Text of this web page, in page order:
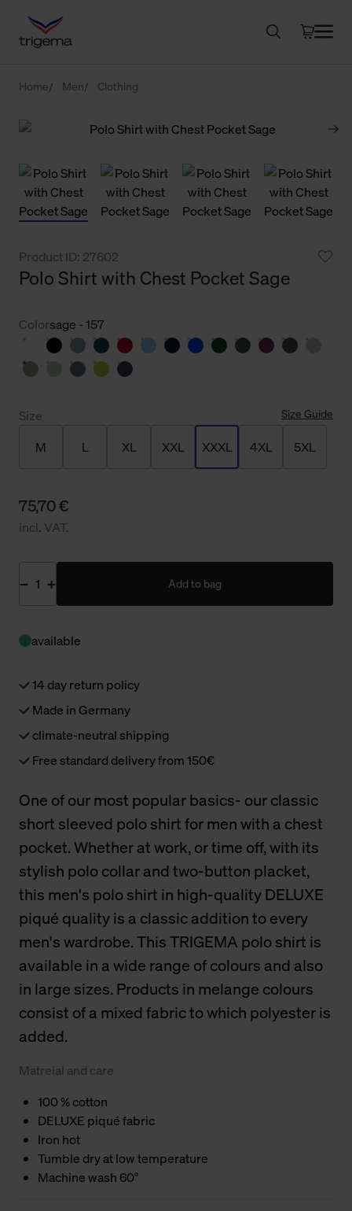
Home Men Clothing
Product ID: 27602
Polo Shirt with Chest Pocket Sage
Colorsage - 157
Size Size Guide
M L XL XXL XXXL 4XL 5XL
75,70 €
incl. VAT.
Add to bag
available
14 day return policy
Made in Germany
climate-neutral shipping
Free standard delivery from 150€
One of our most popular basics- our classic
short sleeved polo shirt for men with a chest
pocket. Whether at work, or time off, with its
stylish polo collar and two-button placket,
this men's polo shirt in high-quality DELUXE
piqué quality is a classic addition to every
men's wardrobe. This TRIGEMA polo shirt is
available in a wide range of colours and also
in large sizes. Products in melange colours
consist of a mixed fabric to which polyester is
added.
Matreial and care
100 % cotton
DELUXE piqué fabric
Iron hot
Tumble dry at low temperature
Machine wash 60°